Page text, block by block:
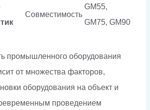
Совместимость
GM55,
GM75, GM90
промышленного оборудования
от множества факторов,
оборудования на объект и
проведением